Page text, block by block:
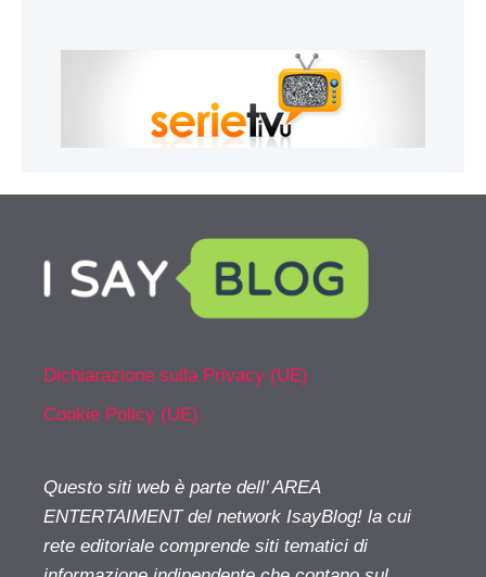
Dichiarazione sulla Privacy (UE)
Cookie Policy (UE)
Questo siti web è parte dell’ AREA
ENTERTAIMENT del network IsayBlog! la cui
rete editoriale comprende siti tematici di